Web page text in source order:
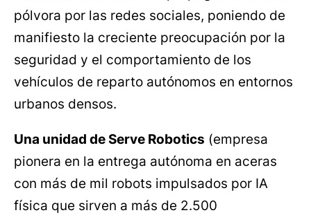
pólvora por las redes sociales, poniendo de
manifiesto la creciente preocupación por la
seguridad y el comportamiento de los
vehículos de reparto autónomos en entornos
urbanos densos.
Una unidad de Serve Robotics (empresa
pionera en la entrega autónoma en aceras
con más de mil robots impulsados por IA
física que sirven a más de 2.500